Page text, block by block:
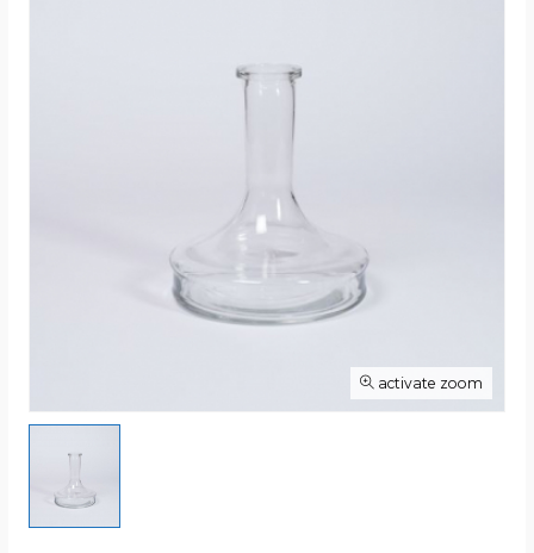
activate zoom